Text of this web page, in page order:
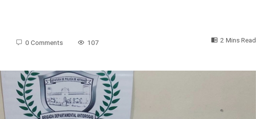
0 Comments 107 2 Mins Read